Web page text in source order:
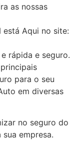
as nossas
Aqui no site:
rápida e seguro.
para o seu
em diversas
no seguro do
empresa.